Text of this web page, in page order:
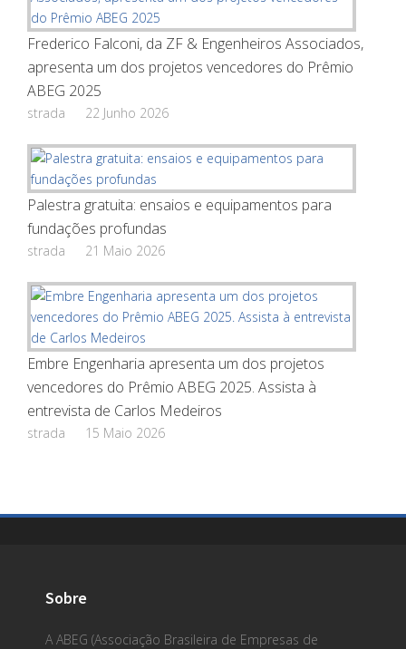
Frederico Falconi, da ZF & Engenheiros Associados,
apresenta um dos projetos vencedores do Prêmio
ABEG 2025
strada 22 Junho 2026
Palestra gratuita: ensaios e equipamentos para
fundações profundas
strada 21 Maio 2026
Embre Engenharia apresenta um dos projetos
vencedores do Prêmio ABEG 2025. Assista à
entrevista de Carlos Medeiros
strada 15 Maio 2026
Sobre
A ABEG (Associação Brasileira de Empresas de